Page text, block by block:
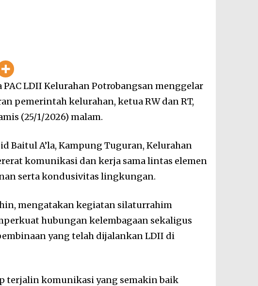
LDII Kelurahan Potrobangsan menggelar
pemerintah kelurahan, ketua RW dan RT,
(25/1/2026) malam.
Baitul A’la, Kampung Tuguran, Kelurahan
komunikasi dan kerja sama lintas elemen
serta kondusivitas lingkungan.
mengatakan kegiatan silaturrahim
hubungan kelembagaan sekaligus
yang telah dijalankan LDII di
terjalin komunikasi yang semakin baik